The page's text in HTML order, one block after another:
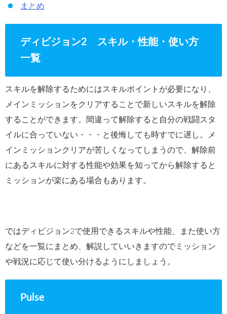
まとめ
ディビジョン2 スキル・性能・使い方
一覧
スキルを解除するためにはスキルポイントが必要になり、
メインミッションをクリアすることで新しいスキルを解除
することができます。間違って解除すると自分の戦闘スタ
イルに合っていない・・・と後悔しても時すでに遅し。メ
インミッションクリアが苦しくなってしまうので、解除前
にあるスキルに対する性能や効果を知ってから解除すると
ミッションが楽にある場合もあります。
ではディビジョン2で使用できるスキルや性能、また使い方
などを一覧にまとめ、解説していいきますのでミッション
や戦況に応じて使い分けるようにしましょう。
Pulse